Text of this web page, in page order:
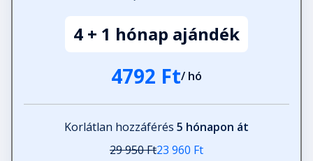
4 + 1 hónap ajándék
4792 Ft/ hó
Korlátlan hozzáférés 5 hónapon át
29 950 Ft23 960 Ft